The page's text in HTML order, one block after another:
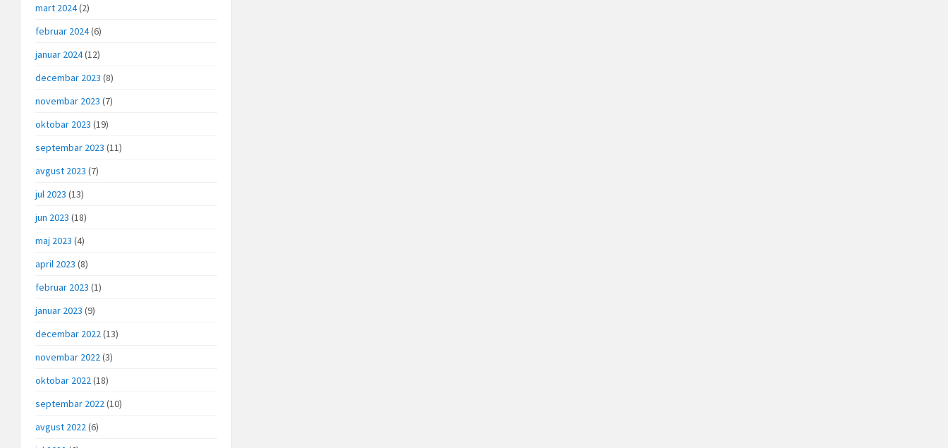
mart 2024(2)
februar 2024(6)
januar 2024(12)
decembar 2023 (8)
novembar 2023 (7)
oktobar 2023 (19)
septembar 2023 (11)
avgust 2023 (7)
jul 2023 (13)
jun 2023 (18)
maj 2023 (4)
april 2023 (8)
februar 2023 (1)
januar 2023 (9)
decembar 2022(13)
novembar 2022(3)
oktobar 2022(18)
septembar 2022(10)
avgust 2022(6)